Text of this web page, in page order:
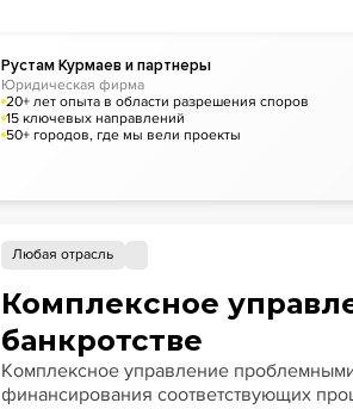
Рустам Курмаев и партнеры
Юридическая фирма
20+ лет опыта в области разрешения споров
15 ключевых направлений
50+ городов, где мы вели проекты
Любая отрасль
Комплексное
банкротстве
Комплексное управление
финансирования соответствующих